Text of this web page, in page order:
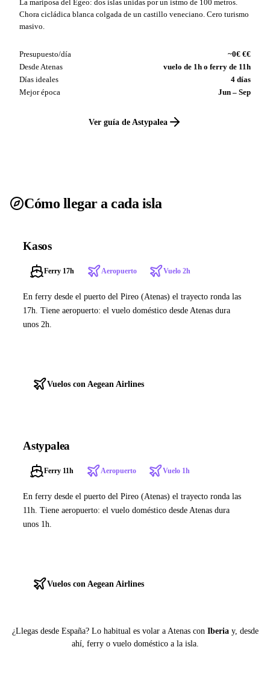
La mariposa del Egeo: dos islas unidas por un istmo de 100 metros.
Chora cicládica blanca colgada de un castillo veneciano. Cero turismo
masivo.
Presupuesto/día
~0€ €€
Desde Atenas
vuelo de 1h o ferry de 11h
Días ideales
4 días
Mejor época
Jun – Sep
Ver guía de Astypalea
Cómo llegar a cada isla
Kasos
Ferry 17h Aeropuerto Vuelo 2h
En ferry desde el puerto del Pireo (Atenas) el trayecto ronda las
17h. Tiene aeropuerto: el vuelo doméstico desde Atenas dura
unos 2h.
Vuelos con Aegean Airlines
Astypalea
Ferry 11h Aeropuerto Vuelo 1h
En ferry desde el puerto del Pireo (Atenas) el trayecto ronda las
11h. Tiene aeropuerto: el vuelo doméstico desde Atenas dura
unos 1h.
Vuelos con Aegean Airlines
¿Llegas desde España? Lo habitual es volar a Atenas con Iberiay, desde
ahí, ferry o vuelo doméstico a la isla.